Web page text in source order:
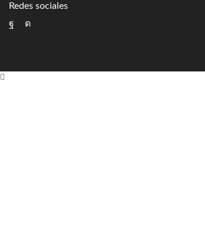
Redes sociales
Facebook
Instagram